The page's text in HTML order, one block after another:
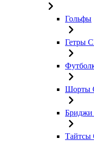
Гольфы
Гетры
Шорты
Бриджи
Тайтсы